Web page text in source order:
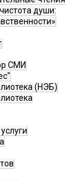
души:
СМИ
(НЭБ)